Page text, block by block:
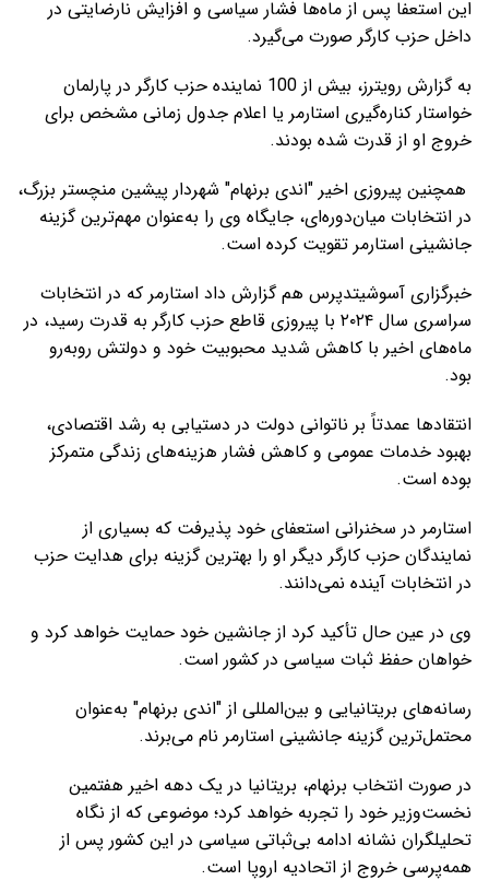
این استعفا پس از ماه‌ها فشار سیاسی و افزایش نارضایتی در
داخل حزب کارگر صورت می‌گیرد.
به گزارش رویترز، بیش از 100 نماینده حزب کارگر در پارلمان
خواستار کناره‌گیری استارمر یا اعلام جدول زمانی مشخص برای
خروج او از قدرت شده بودند.
همچنین پیروزی اخیر "اندی برنهام" شهردار پیشین منچستر بزرگ،
در انتخابات میان‌دوره‌ای، جایگاه وی را به‌عنوان مهم‌ترین گزینه
جانشینی استارمر تقویت کرده است.
خبرگزاری آسوشیتدپرس هم گزارش داد استارمر که در انتخابات
سراسری سال ۲۰۲۴ با پیروزی قاطع حزب کارگر به قدرت رسید، در
ماه‌های اخیر با کاهش شدید محبوبیت خود و دولتش روبه‌رو
بود.
انتقادها عمدتاً بر ناتوانی دولت در دستیابی به رشد اقتصادی،
بهبود خدمات عمومی و کاهش فشار هزینه‌های زندگی متمرکز
بوده است.
استارمر در سخنرانی استعفای خود پذیرفت که بسیاری از
نمایندگان حزب کارگر دیگر او را بهترین گزینه برای هدایت حزب
در انتخابات آینده نمی‌دانند.
وی در عین حال تأکید کرد از جانشین خود حمایت خواهد کرد و
خواهان حفظ ثبات سیاسی در کشور است.
رسانه‌های بریتانیایی و بین‌المللی از "اندی برنهام" به‌عنوان
محتمل‌ترین گزینه جانشینی استارمر نام می‌برند.
در صورت انتخاب برنهام، بریتانیا در یک دهه اخیر هفتمین
نخست‌وزیر خود را تجربه خواهد کرد؛ موضوعی که از نگاه
تحلیلگران نشانه ادامه بی‌ثباتی سیاسی در این کشور پس از
همه‌پرسی خروج از اتحادیه اروپا است.